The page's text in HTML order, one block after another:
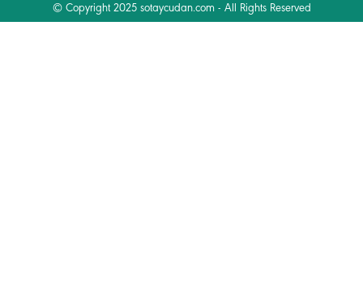
© Copyright 2025 sotaycudan.com- All Rights Reserved